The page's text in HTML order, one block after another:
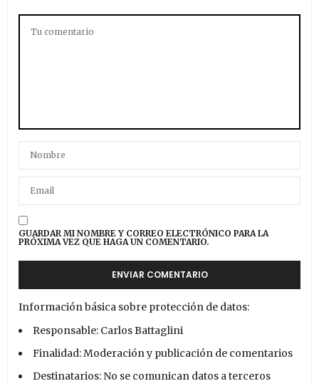
GUARDAR MI NOMBRE Y CORREO ELECTRÓNICO PARA LA
PRÓXIMA VEZ QUE HAGA UN COMENTARIO.
Información básica sobre protección de datos:
Responsable: Carlos Battaglini
Finalidad: Moderación y publicación de comentarios
Destinatarios: No se comunican datos a terceros